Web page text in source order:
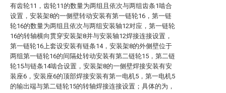
有齿轮11，齿轮11的数量为两组且依次与两组齿条1啮合
设置，安装架8的一侧壁转动安装有第一链轮16，第一链
轮16的数量为两组且依次与两组安装轴12对应，第一链轮
16的转轴横向贯穿安装架8并与安装轴12焊接连接设置，
第一链轮16上套设安装有链条14，安装架8的外侧壁位于
两组第一链轮16的间隔处转动安装有第二链轮15，第二链
轮15与链条14啮合设置，安装架8的一侧壁焊接安装有安
装座6，安装座6的顶部焊接安装有第一电机5，第一电机5
的输出端与第二链轮15的转轴焊接连接设置；具体的为，